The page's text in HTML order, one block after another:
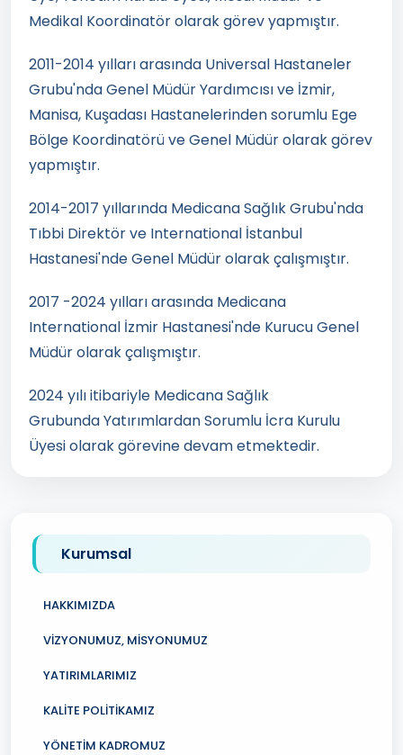
Medikal Koordinatör olarak görev yapmıştır.
2011-2014 yılları arasında Universal Hastaneler
Grubu'nda Genel Müdür Yardımcısı ve İzmir,
Manisa, Kuşadası Hastanelerinden sorumlu Ege
Bölge Koordinatörü ve Genel Müdür olarak görev
yapmıştır.
2014-2017 yıllarında Medicana Sağlık Grubu'nda
Tıbbi Direktör ve International İstanbul
Hastanesi'nde Genel Müdür olarak çalışmıştır.
2017 -2024 yılları arasında Medicana
International İzmir Hastanesi'nde Kurucu Genel
Müdür olarak çalışmıştır.
2024 yılı itibariyle Medicana Sağlık
Grubunda Yatırımlardan Sorumlu İcra Kurulu
Üyesi olarak görevine devam etmektedir.
Kurumsal
HAKKIMIZDA
VİZYONUMUZ, MİSYONUMUZ
YATIRIMLARIMIZ
KALİTE POLİTİKAMIZ
YÖNETİM KADROMUZ